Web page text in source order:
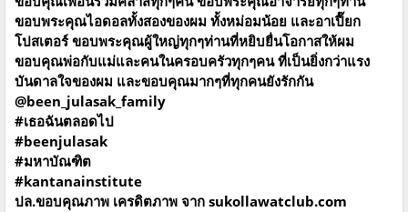
ขอบพระคุณไอดอลทั้งสองของผม ทั้งหม่อมน้อย และอาเปี๊ยก
โปสเตอร์ ขอบพระคุณผู้ใหญ่ทุกๆท่านที่หยิบยื่นโอกาสให้ผม
ขอบคุณพ่อกับแม่และคนในครอบครัวทุกๆคน ที่เป็นยิ่งกว่าแรง
บันดาลใจของผม และขอบคุณมากๆที่ทุกคนยังรักกัน
@been_julasak_family
#เธอฉันตลอดไป
#beenjulasak
#มหาบัณฑิต
#kantanainstitute
ปล.ขอบคุณภาพ เครดิตภาพ จาก sukollawatclub.com